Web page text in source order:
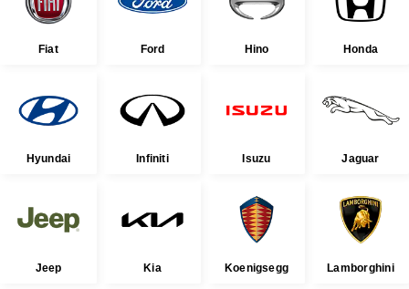
Fiat Ford Hino Honda
Hyundai Infiniti Isuzu Jaguar
Jeep Kia Koenigsegg Lamborghini